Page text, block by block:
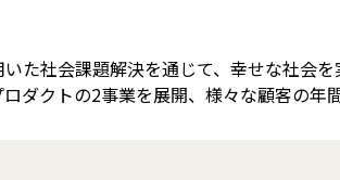
た社会課題解決を通じて、幸せな社会
ダクトの2事業を展開、様々な顧客の年